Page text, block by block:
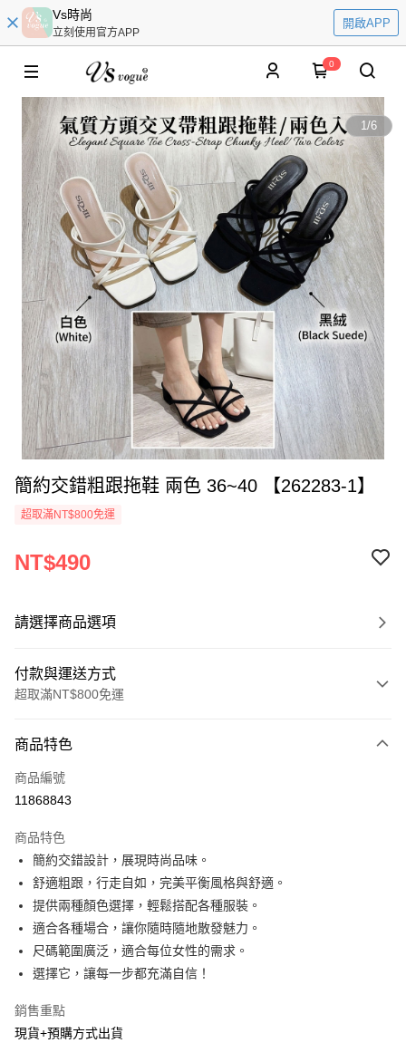
Vs時尚
立刻使用官方APP
開啟APP
0
1/6
簡約交錯粗跟拖鞋 兩色 36~40 【262283-1】
超取滿NT$800免運
NT$490
請選擇商品選項
付款與運送方式
超取滿NT$800免運
信用卡一次付款
超商取貨付款
Apple Pay
街口支付
悠遊付
Google Pay
相關說明
【關於「AFTEE先享後付」】
商品特色
商品編號
11868843
商品特色
簡約交錯設計，展現時尚品味。
舒適粗跟，行走自如，完美平衡風格與舒適。
提供兩種顏色選擇，輕鬆搭配各種服裝。
適合各種場合，讓你隨時隨地散發魅力。
尺碼範圍廣泛，適合每位女性的需求。
選擇它，讓每一步都充滿自信！
銷售重點
現貨+預購方式出貨